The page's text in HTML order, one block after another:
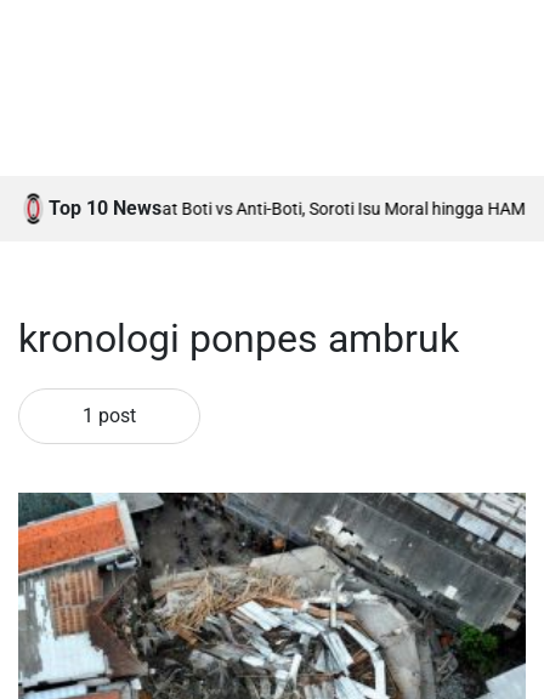
Top 10 News
Tuan Rumah Debat Boti vs Anti-Boti, Soroti Isu Moral hingga HAM
kronologi ponpes ambruk
1 post